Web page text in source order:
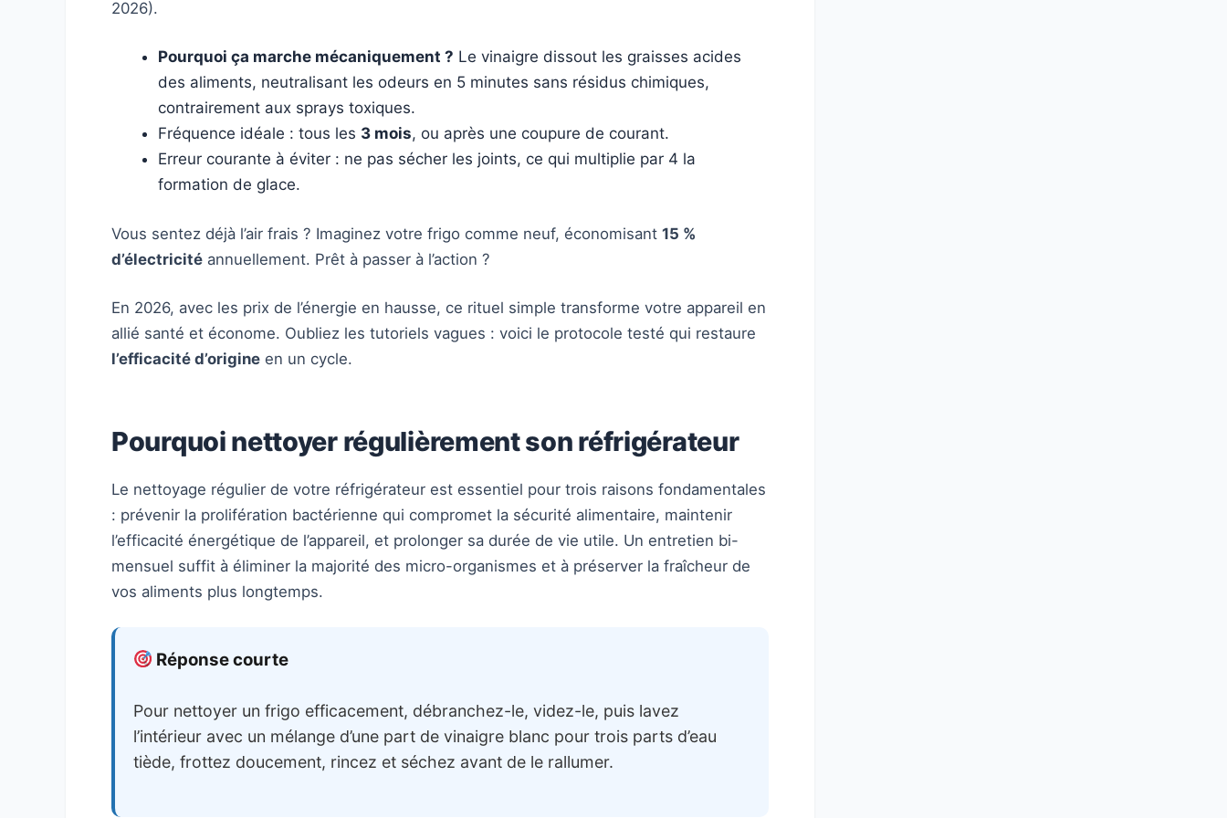
2026).
Pourquoi ça marche mécaniquement ? Le vinaigre dissout les graisses acides
des aliments, neutralisant les odeurs en 5 minutes sans résidus chimiques,
contrairement aux sprays toxiques.
Fréquence idéale : tous les 3 mois, ou après une coupure de courant.
Erreur courante à éviter : ne pas sécher les joints, ce qui multiplie par 4 la
formation de glace.
Vous sentez déjà l’air frais ? Imaginez votre frigo comme neuf, économisant 15 %
d’électricité annuellement. Prêt à passer à l’action ?
En 2026, avec les prix de l’énergie en hausse, ce rituel simple transforme votre appareil en
allié santé et économe. Oubliez les tutoriels vagues : voici le protocole testé qui restaure
l’efficacité d’origine en un cycle.
Pourquoi nettoyer régulièrement son réfrigérateur
Le nettoyage régulier de votre réfrigérateur est essentiel pour trois raisons fondamentales
: prévenir la prolifération bactérienne qui compromet la sécurité alimentaire, maintenir
l’efficacité énergétique de l’appareil, et prolonger sa durée de vie utile. Un entretien bi-
mensuel suffit à éliminer la majorité des micro-organismes et à préserver la fraîcheur de
vos aliments plus longtemps.
Réponse courte
Pour nettoyer un frigo efficacement, débranchez-le, videz-le, puis lavez
l’intérieur avec un mélange d’une part de vinaigre blanc pour trois parts d’eau
tiède, frottez doucement, rincez et séchez avant de le rallumer.